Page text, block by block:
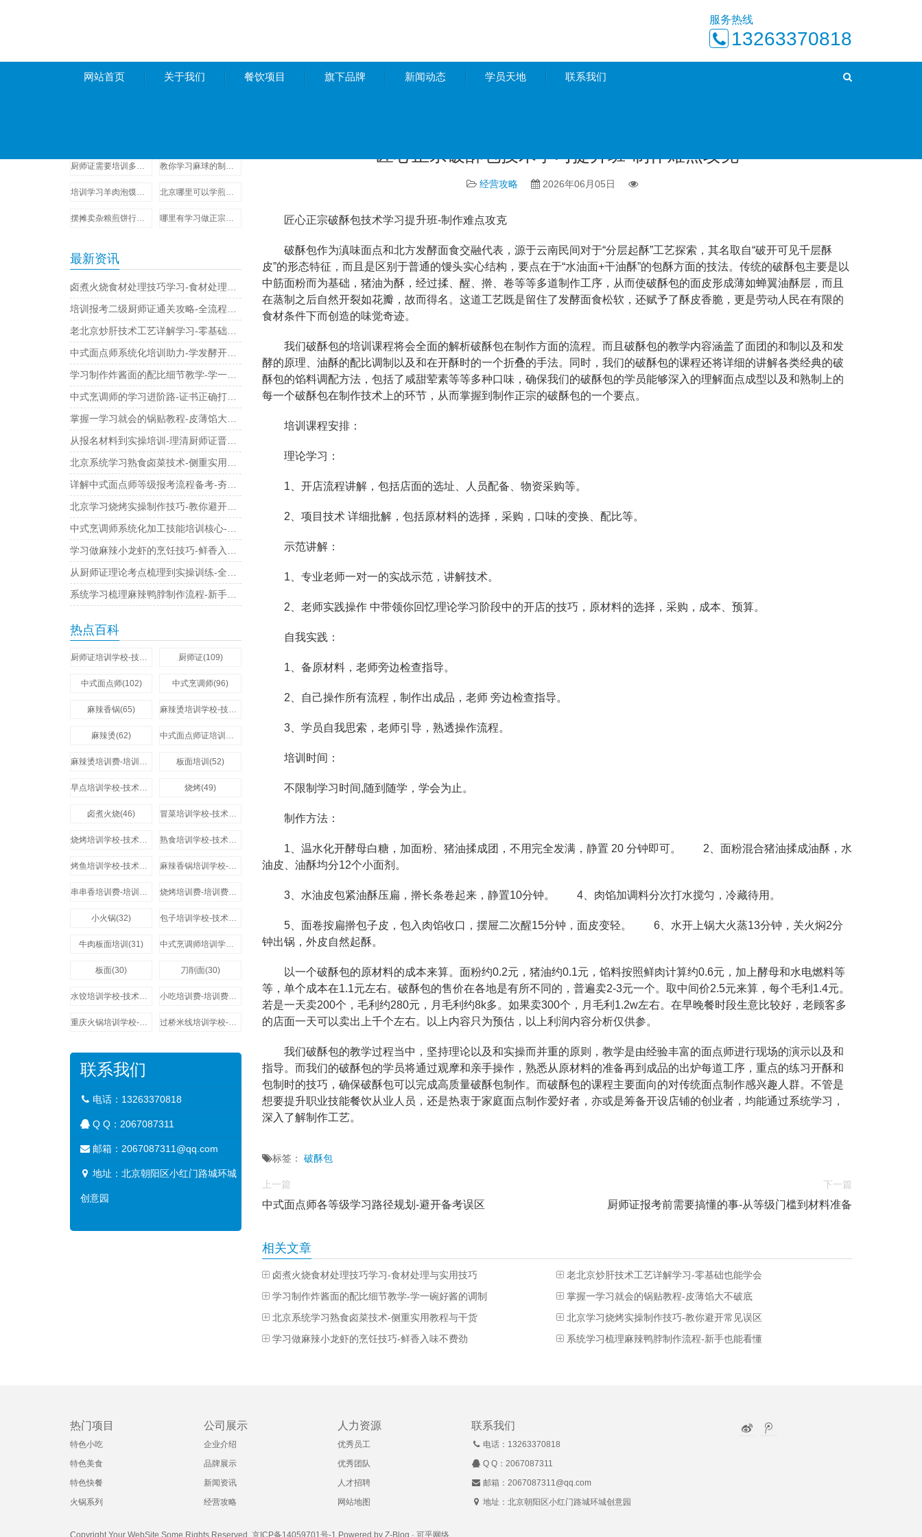
服务热线
13263370818
网站首页 关于我们 餐饮项目 旗下品牌 新闻动态 学员天地 联系我们
匠心正宗破酥包技术学习提升班-制作难点攻克
经营攻略 2026年06月05日
匠心正宗破酥包技术学习提升班-制作难点攻克
破酥包作为滇味面点和北方发酵面食交融代表，源于云南民间对于“分层起酥”工艺探索，其名取自“破开可见千层酥
皮”的形态特征，而且是区别于普通的馒头实心结构，要点在于“水油面+干油酥”的包酥方面的技法。传统的破酥包主要是以
中筋面粉而为基础，猪油为酥，经过揉、醒、擀、卷等等多道制作工序，从而使破酥包的面皮形成薄如蝉翼油酥层，而且
在蒸制之后自然开裂如花瓣，故而得名。这道工艺既是留住了发酵面食松软，还赋予了酥皮香脆，更是劳动人民在有限的
食材条件下而创造的味觉奇迹。
我们破酥包的培训课程将会全面的解析破酥包在制作方面的流程。而且破酥包的教学内容涵盖了面团的和制以及和发
酵的原理、油酥的配比调制以及和在开酥时的一个折叠的手法。同时，我们的破酥包的课程还将详细的讲解各类经典的破
酥包的馅料调配方法，包括了咸甜荤素等等多种口味，确保我们的破酥包的学员能够深入的理解面点成型以及和熟制上的
每一个破酥包在制作技术上的环节，从而掌握到制作正宗的破酥包的一个要点。
培训课程安排：
理论学习：
1、开店流程讲解，包括店面的选址、人员配备、物资采购等。
2、项目技术 详细批解，包括原材料的选择，采购，口味的变换、配比等。
示范讲解：
1、专业老师一对一的实战示范，讲解技术。
2、老师实践操作 中带领你回忆理论学习阶段中的开店的技巧，原材料的选择，采购，成本、预算。
自我实践：
1、备原材料，老师旁边检查指导。
2、自己操作所有流程，制作出成品，老师 旁边检查指导。
3、学员自我思索，老师引导，熟透操作流程。
培训时间：
不限制学习时间,随到随学，学会为止。
制作方法：
1、温水化开酵母白糖，加面粉、猪油揉成团，不用完全发满，静置 20 分钟即可。 2、面粉混合猪油揉成油酥，水
油皮、油酥均分12个小面剂。
3、水油皮包紧油酥压扁，擀长条卷起来，静置10分钟。 4、肉馅加调料分次打水搅匀，冷藏待用。
5、面卷按扁擀包子皮，包入肉馅收口，摆屉二次醒15分钟，面皮变轻。 6、水开上锅大火蒸13分钟，关火焖2分
钟出锅，外皮自然起酥。
以一个破酥包的原材料的成本来算。面粉约0.2元，猪油约0.1元，馅料按照鲜肉计算约0.6元，加上酵母和水电燃料等
等，单个成本在1.1元左右。破酥包的售价在各地是有所不同的，普遍卖2-3元一个。取中间价2.5元来算，每个毛利1.4元。
若是一天卖200个，毛利约280元，月毛利约8k多。如果卖300个，月毛利1.2w左右。在早晚餐时段生意比较好，老顾客多
的店面一天可以卖出上千个左右。以上内容只为预估，以上利润内容分析仅供参。
我们破酥包的教学过程当中，坚持理论以及和实操而并重的原则，教学是由经验丰富的面点师进行现场的演示以及和
指导。而我们的破酥包的学员将通过观摩和亲手操作，熟悉从原材料的准备再到成品的出炉每道工序，重点的练习开酥和
包制时的技巧，确保破酥包可以完成高质量破酥包制作。而破酥包的课程主要面向的对传统面点制作感兴趣人群。不管是
想要提升职业技能餐饮从业人员，还是热衷于家庭面点制作爱好者，亦或是筹备开设店铺的创业者，均能通过系统学习，
深入了解制作工艺。
标签： 破酥包
上一篇
中式面点师各等级学习路径规划-避开备考误区
下一篇
厨师证报考前需要搞懂的事-从等级门槛到材料准备
相关文章
卤煮火烧食材处理技巧学习-食材处理与实用技巧
老北京炒肝技术工艺详解学习-零基础也能学会
学习制作炸酱面的配比细节教学-学一碗好酱的调制
掌握一学习就会的锅贴教程-皮薄馅大不破底
北京系统学习熟食卤菜技术-侧重实用教程与干货
北京学习烧烤实操制作技巧-教你避开常见误区
学习做麻辣小龙虾的烹饪技巧-鲜香入味不费劲
系统学习梳理麻辣鸭脖制作流程-新手也能看懂
厨师证需要培训多少时间-证书申请材料 教你学习麻球的制作方法和教程-随到随学
培训学习羊肉泡馍的学校-做法可简单了 北京哪里可以学煎饼果子技术？
摆摊卖杂粮煎饼行不行？在哪里可以学到正宗的杂粮煎饼技术？ 哪里有学习做正宗的木桶饭技术夏季速成班
最新资讯
热点百科
厨师证培训学校-技术培训费用多少钱(273) 厨师证(109)
中式面点师(102) 中式烹调师(96)
麻辣香锅(65) 麻辣烫培训学校-技术培训费用多少钱(64)
麻辣烫(62) 中式面点师证培训学校-技术培训费用多少钱(58)
麻辣烫培训费-培训费用多少钱(57) 板面培训(52)
早点培训学校-技术培训费用多少钱(51) 烧烤(49)
卤煮火烧(46) 冒菜培训学校-技术培训费用多少钱(44)
烧烤培训学校-技术培训费用多少钱(44) 熟食培训学校-技术培训费用多少钱(44)
烤鱼培训学校-技术培训费用多少钱(42) 麻辣香锅培训学校-技术培训费用多少钱(37)
串串香培训费-培训费用多少钱(35) 烧烤培训费-培训费用多少钱(34)
小火锅(32) 包子培训学校-技术培训费用多少钱(32)
牛肉板面培训(31) 中式烹调师培训学校-技术培训费用多少钱(31)
板面(30) 刀削面(30)
水饺培训学校-技术培训费用多少钱(29) 小吃培训费-培训费用多少钱(29)
重庆火锅培训学校-技术培训费用多少钱(27) 过桥米线培训学校-技术培训费用多少钱(27)
联系我们
电话：13263370818
Q Q： 2067087311
邮箱：2067087311@qq.com
地址：北京朝阳区小红门路城环城
创意园
热门项目
特色小吃
特色美食
特色快餐
火锅系列
公司展示
企业介绍
品牌展示
新闻资讯
经营攻略
人力资源
优秀员工
优秀团队
人才招聘
网站地图
联系我们
电话：13263370818
Q Q： 2067087311
邮箱：2067087311@qq.com
地址：北京朝阳区小红门路城环城创意园
Copyright Your WebSite.Some Rights Reserved. 京ICP备14059701号-1 Powered by Z-Blog · 可乎网络